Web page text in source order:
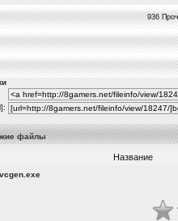
936
файлы
Название